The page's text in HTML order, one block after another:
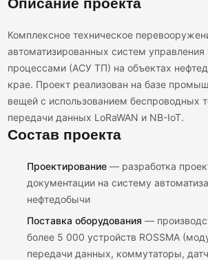
Комплексное техническое
автоматизированных систем управления
процессами (АСУ ТП) на объектах
крае. Проект реализован на базе
вещей с использованием беспроводных
передачи данных LoRaWAN и NB-IoT.
Состав проекта
Проектирование— разработка
документации на систему
нефтедобычи
Поставка оборудования —
более 5 000 устройств ROSSMA
передачи данных, коммутаторы,